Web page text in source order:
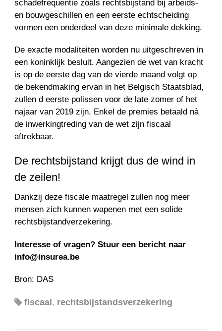
schadefrequentie zoals rechtsbijstand bij arbeids-
en bouwgeschillen en een eerste echtscheiding
vormen een onderdeel van deze minimale dekking.
De exacte modaliteiten worden nu uitgeschreven in
een koninklijk besluit. Aangezien de wet van kracht
is op de eerste dag van de vierde maand volgt op
de bekendmaking ervan in het Belgisch Staatsblad,
zullen d eerste polissen voor de late zomer of het
najaar van 2019 zijn. Enkel de premies betaald nà
de inwerkingtreding van de wet zijn fiscaal
aftrekbaar.
De rechtsbijstand krijgt dus de wind in
de zeilen!
Dankzij deze fiscale maatregel zullen nog meer
mensen zich kunnen wapenen met een solide
rechtsbijstandverzekering.
Interesse of vragen? Stuur een bericht naar
info@insurea.be
Bron: DAS
fiscaal, rechtsbijstandsverzekering